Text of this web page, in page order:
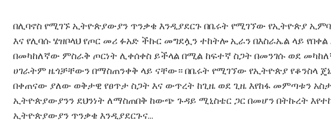
በሊባኖስ የሚገኙ ኢትዮጵያውያን ጥንቃቄ እንዲያደርጉ በቤሩት የሚገኘው የኢትዮጵያ
እና የሊባሱ ሄዝቦላህ የጦር መሪ ፉአድ ችኩር መግደሏን ተከትሎ ኢራን በእስራኤል ላይ
በመካከለኛው ምስራቅ ጦርነት ሊቀሰቀስ ይችላል በሚል ከፍተኛ ስጋት በመንገሱ ወደ
ሀገራትም ዜጎቻቸውን በማስጠንቀቅ ላይ ናቸው። በቤሩት የሚገኘው የኢትዮጵያ የቆንስላ
በቀጠናው ያለው ወቅታዊ የፀጥታ ስጋት እና ውጥረት ከጊዜ ወደ ጊዜ እየከፋ መምጣቱን
ኢትዮጵያውያንን ደህንነት ለማስጠበቅ ከውጭ ጉዳይ ሚኒስቴር ጋር በመሆን በትኩረት
ኢትዮጵያውያን ጥንቃቄ እንዲያደርጉና…